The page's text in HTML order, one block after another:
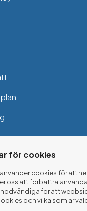
för cookies
cookies för att
oss att förbättra
för att
och vilka som är